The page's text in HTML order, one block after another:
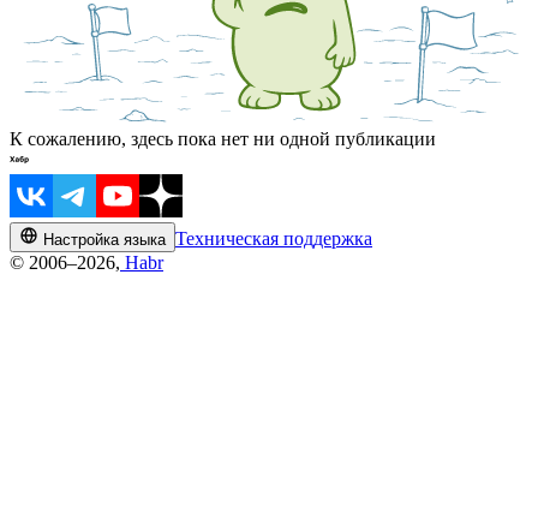
К сожалению, здесь пока нет ни одной публикации
Настройка языка Техническая поддержка
© 2006–2026, Habr